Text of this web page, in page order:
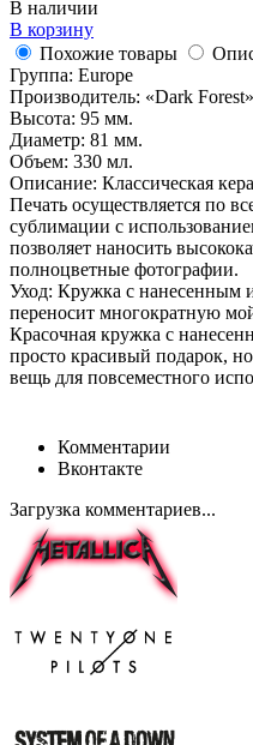
В наличии
В корзину
Похожие товары
Группа: Europe
Производитель: «Dark Forest»
Высота: 95 мм.
Диаметр: 81 мм.
Объем: 330 мл.
Описание: Классическая
Печать осуществляется по
сублимации с
позволяет наносить
полноцветные фотографии.
Уход: Кружка с нанесенным
переносит многократную
Красочная кружка с
просто красивый подарок,
вещь для повсеместного
Комментарии
Вконтакте
Загрузка комментариев...